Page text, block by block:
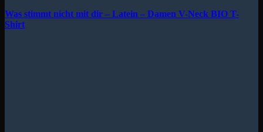
Was stimmt nicht mit dir – Latein – Damen V-Neck BIO T-
Shirt